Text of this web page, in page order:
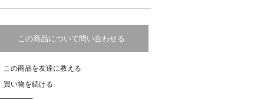
この商品について問い合わせる
この商品を友達に教える
買い物を続ける